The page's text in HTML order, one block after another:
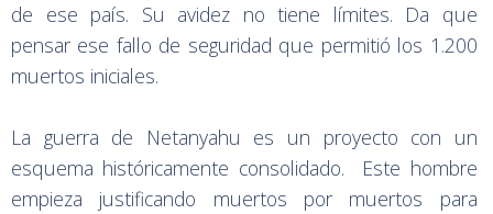
de ese país. Su avidez no tiene límites. Da que
pensar ese fallo de seguridad que permitió los 1.200
muertos iniciales.
La guerra de Netanyahu es un proyecto con un
esquema históricamente consolidado. Este hombre
empieza justificando muertos por muertos para